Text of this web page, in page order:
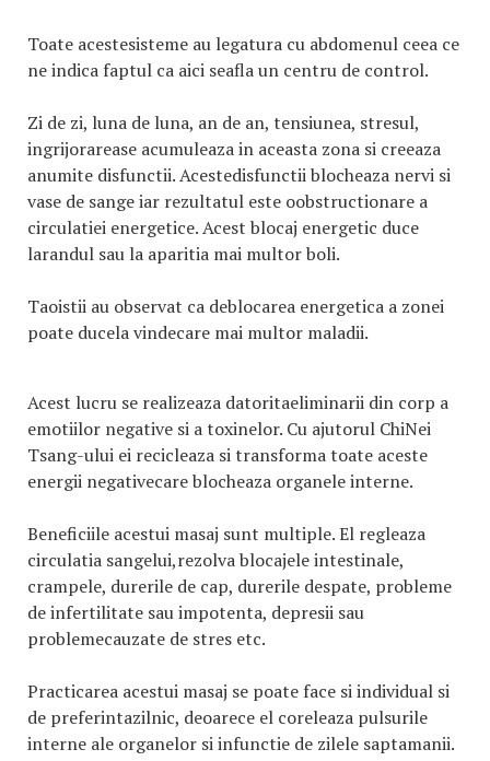
Toate acestesisteme au legatura cu abdomenul ceea ce
ne indica faptul ca aici seafla un centru de control.
Zi de zi, luna de luna, an de an, tensiunea, stresul,
ingrijorarease acumuleaza in aceasta zona si creeaza
anumite disfunctii. Acestedisfunctii blocheaza nervi si
vase de sange iar rezultatul este oobstructionare a
circulatiei energetice. Acest blocaj energetic duce
larandul sau la aparitia mai multor boli.
Taoistii au observat ca deblocarea energetica a zonei
poate ducela vindecare mai multor maladii.
Acest lucru se realizeaza datoritaeliminarii din corp a
emotiilor negative si a toxinelor. Cu ajutorul ChiNei
Tsang-ului ei recicleaza si transforma toate aceste
energii negativecare blocheaza organele interne.
Beneficiile acestui masaj sunt multiple. El regleaza
circulatia sangelui,rezolva blocajele intestinale,
crampele, durerile de cap, durerile despate, probleme
de infertilitate sau impotenta, depresii sau
problemecauzate de stres etc.
Practicarea acestui masaj se poate face si individual si
de preferintazilnic, deoarece el coreleaza pulsurile
interne ale organelor si infunctie de zilele saptamanii.